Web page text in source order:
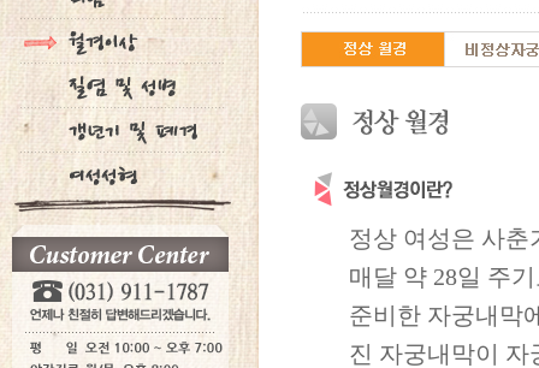
정상 여성은 사춘
매달 약 28일 주
준비한 자궁내막
진 자궁내막이 자